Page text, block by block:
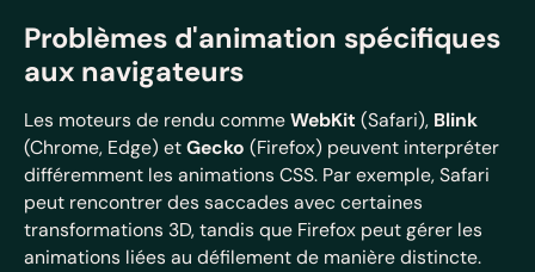
Problèmes d'animation spécifiques
aux navigateurs
Les moteurs de rendu commeWebKit (Safari), Blink
(Chrome, Edge) etGecko (Firefox) peuvent interpréter
différemment les animations CSS. Par exemple, Safari
peut rencontrer des saccades avec certaines
transformations 3D, tandis que Firefox peut gérer les
animations liées au défilement de manière distincte.